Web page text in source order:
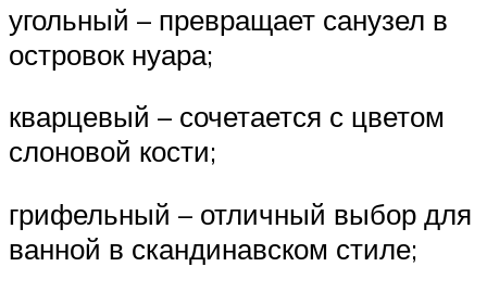
угольный – превращает санузел в
островок нуара;
кварцевый – сочетается с цветом
слоновой кости;
грифельный – отличный выбор для
ванной в скандинавском стиле;